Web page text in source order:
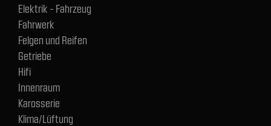
Elektrik - Fahrzeug
Fahrwerk
Felgen und Reifen
Getriebe
Hifi
Innenraum
Karosserie
Klima/Lüftung